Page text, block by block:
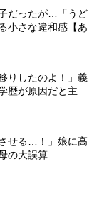
だったが…「うど
小さな違和感【あ
りしたのよ！」義
歴が原因だと主
せる…！」娘に高
の大誤算